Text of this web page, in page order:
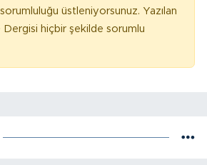
üstleniyorsunuz. Yazılan
hiçbir şekilde sorumlu